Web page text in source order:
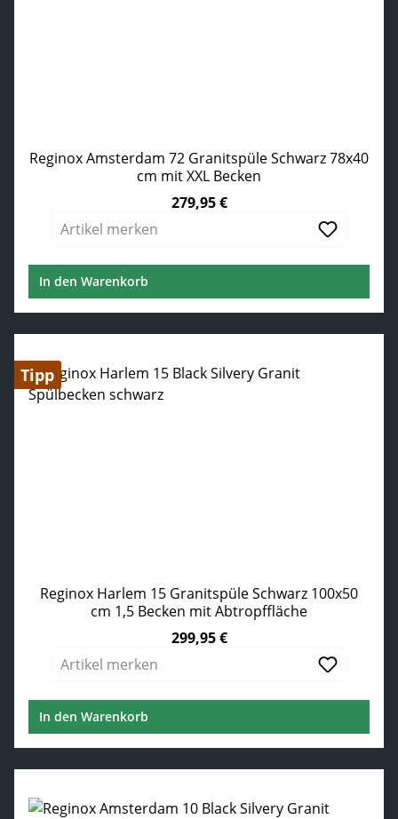
Reginox Amsterdam 72 Granitspüle Schwarz 78x40
cm mit XXL Becken
279,95 €
Artikel merken
In den Warenkorb
Tipp
Reginox Harlem 15 Granitspüle Schwarz 100x50
cm 1,5 Becken mit Abtropffläche
299,95 €
Artikel merken
In den Warenkorb